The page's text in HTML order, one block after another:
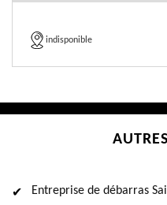
indisponible
Entreprise de débarras